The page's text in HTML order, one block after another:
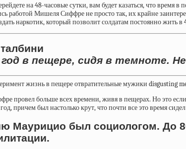
на 48-часовые сутки, вам будет казаться, что время
работой Мишеля Сиффре не просто так, их крайне
наркотик, который позволит солдатам постоянно
в пещере, сидя в темноте.
провел больше всех времени, живя в пещерах. Но это
причем был настолько крут, что почти все это время
Маурицио был социологом. До